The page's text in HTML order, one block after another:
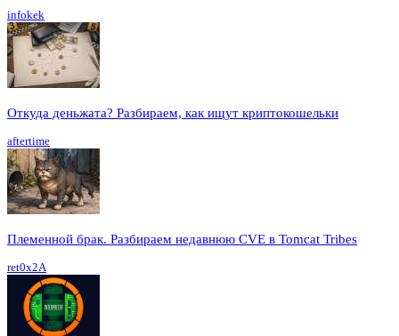
infokek
Откуда деньжата? Разбираем, как ищут криптокошельки
aftertime
Племенной брак. Разбираем недавнюю CVE в Tomcat Tribes
ret0x2A